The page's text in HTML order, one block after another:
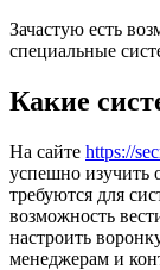
Зачастую есть
специальные
Какие
На сайте https://
успешно изучить
требуются для
возможность
настроить
менеджерам и